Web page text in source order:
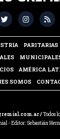
PARITARIAS
AMÉRICA
SOMOS
/Todos
- Editor: Sebastián